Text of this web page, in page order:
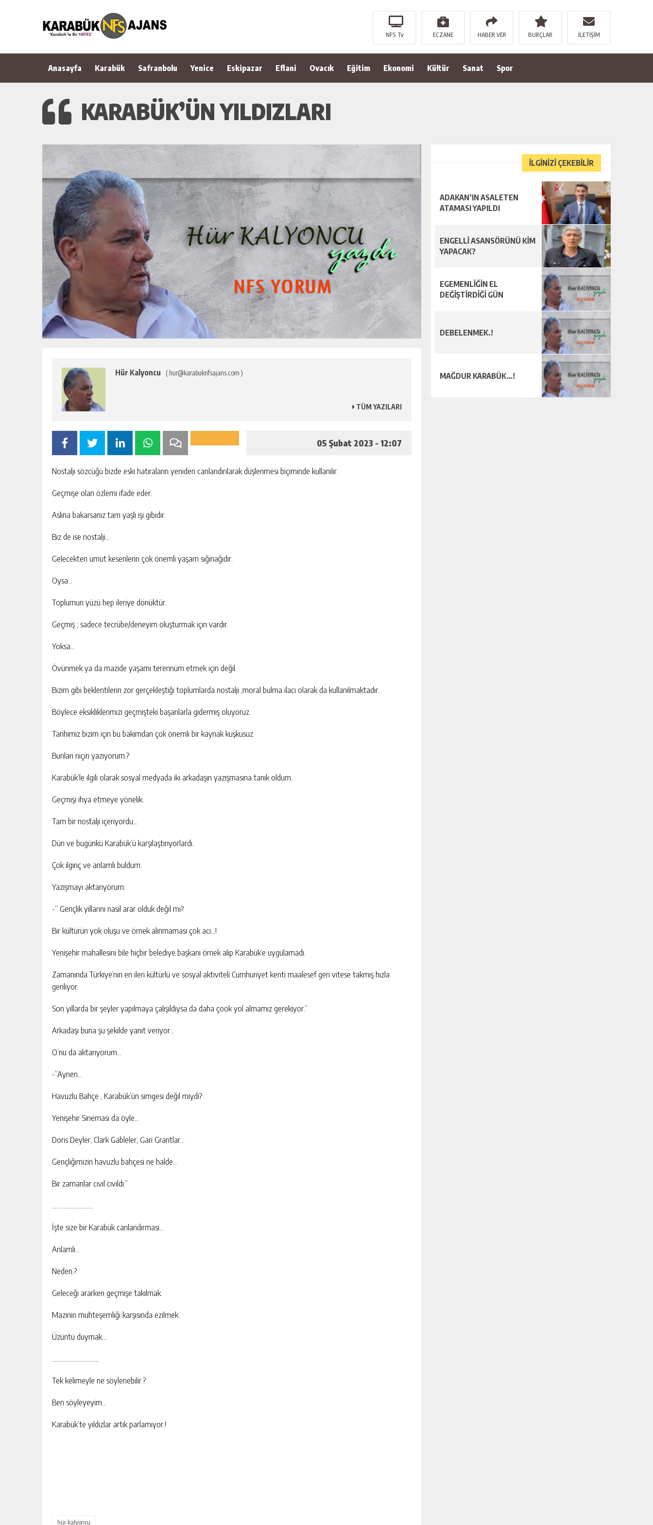
NFS Tv ECZANE HABER VER BURÇLAR İLETİŞİM
Anasayfa Karabük Safranbolu Yenice Eskipazar Eflani Ovacık Eğitim Ekonomi Kültür Sanat Spor
KARABÜK’ÜN YILDIZLARI
Hür Kalyoncu ( hur@karabuknfsajans.com )
TÜM YAZILARI
05 Şubat 2023 - 12:07
Nostalji sözcüğü bizde eski hatıraların yeniden canlandırılarak düşlenmesi biçiminde kullanılır.
Geçmişe olan özlemi ifade eder.
Aslına bakarsanız tam yaşlı işi gibidir.
Biz de ise nostalji…
Gelecekten umut kesenlerin çok önemli yaşam sığınağıdır.
Oysa…
Toplumun yüzü hep ileriye dönüktür.
Geçmiş ; sadece tecrübe/deneyim oluşturmak için vardır.
Yoksa…
Övünmek ya da mazide yaşamı terennüm etmek için değil.
Bizim gibi beklentilerin zor gerçekleştiği toplumlarda nostalji ;moral bulma ilacı olarak da kullanılmaktadır.
Böylece eksikliklerimizi geçmişteki başarılarla gidermiş oluyoruz.
Tarihimiz bizim için bu bakımdan çok önemli bir kaynak kuşkusuz.
Bunları niçin yazıyorum.?
Karabük’le ilgili olarak sosyal medyada iki arkadaşın yazışmasına tanık oldum.
Geçmişi ihya etmeye yönelik.
Tam bir nostalji içeriyordu…
Dün ve bugünkü Karabük’ü karşılaştırıyorlardı.
Çok ilginç ve anlamlı buldum.
Yazışmayı aktarıyorum:
-“ Gençlik yıllarını nasıl arar olduk değil mi?
Bir kültürün yok oluşu ve örnek alınmaması çok acı…!
Yenişehir mahallesini bile hiçbir belediye başkanı örnek alıp Karabük’e uygulamadı.
Zamanında Türkiye’nin en ileri kültürlü ve sosyal aktiviteli Cumhuriyet kenti maalesef geri vitese takmış hızla
geriliyor.
Son yıllarda bir şeyler yapılmaya çalışıldıysa da daha çook yol almamız gerekiyor.”
Arkadaşı buna şu şekilde yanıt veriyor…
O’nu da aktarıyorum…
-“Aynen…
Havuzlu Bahçe , Karabük’ün simgesi değil miydi?
Yenişehir Sineması da öyle…
Doris Deyler, Clark Gableler, Gari Grantlar…
Gençliğimizin havuzlu bahçesi ne halde…
Bir zamanlar cıvıl cıvıldı.”
İşte size bir Karabük canlandırması…
Anlamlı…
Neden.?
Geleceği ararken geçmişe takılmak.
Mazinin muhteşemliği karşısında ezilmek.
Üzüntü duymak…
Tek kelimeyle ne söylenebilir.?
Ben söyleyeyim…
Karabük’te yıldızlar artık parlamıyor.!
hür kalyoncu
İLGİNİZİ ÇEKEBİLİR
ADAKAN’IN ASALETEN
ATAMASI YAPILDI
ENGELLİ ASANSÖRÜNÜ KİM
YAPACAK?
EGEMENLİĞİN EL
DEĞİŞTİRDİĞİ GÜN
DEBELENMEK.!
MAĞDUR KARABÜK…!